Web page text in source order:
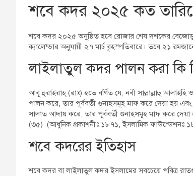
শবে কদর ২০২৫ কত
শবে কদর ২০২৫ অনুষ্ঠিত হবে রোজার শেষ দশকের
ক্যালেন্ডার অনুযায়ী ২৭ মার্চ বৃহস্পতিবারে। তবে ২১
লাইলাতুল কদর পালন করা কি
আবূ হুরাইরাহ্ (রাঃ) হতে বর্ণিত যে, নবী সাল্লাল্লাহু
পালন করে, তার পূর্ববর্তী গুনাহসমূহ মাফ করে দেয়া হয়
সালাত আদায় করে, তার পূর্ববর্তী গুনাহসমূহ মাফ করে
(৩৫) (আধুনিক প্রকাশনীঃ ১৮৭১, ইসলামিক ফাউন্ডেশনঃ
শবে কদরের ইতিহাস
শবে কদর বা লাইলাতুল কদর ইসলামের সবচেয়ে পবিত্র